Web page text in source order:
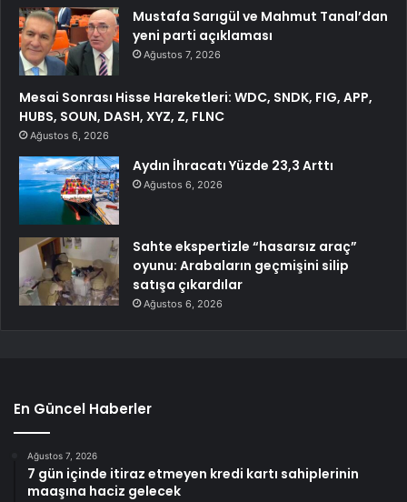
Mustafa Sarıgül ve Mahmut Tanal’dan
yeni parti açıklaması
Ağustos 7, 2026
Mesai Sonrası Hisse Hareketleri: WDC, SNDK, FIG, APP,
HUBS, SOUN, DASH, XYZ, Z, FLNC
Ağustos 6, 2026
Aydın İhracatı Yüzde 23,3 Arttı
Ağustos 6, 2026
Sahte ekspertizle “hasarsız araç”
oyunu: Arabaların geçmişini silip
satışa çıkardılar
Ağustos 6, 2026
En Güncel Haberler
Ağustos 7, 2026
7 gün içinde itiraz etmeyen kredi kartı sahiplerinin
maaşına haciz gelecek